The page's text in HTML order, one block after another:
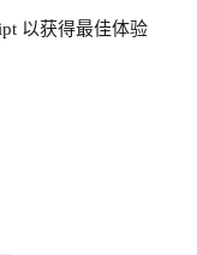
以获得最佳体验